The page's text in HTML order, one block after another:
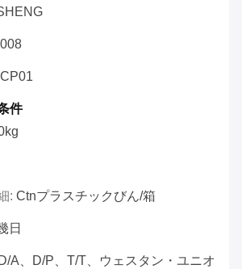
件
: Ctnプラスチックびん/箱
日
A、D/P、T/T、ウェスタン・ユニオ